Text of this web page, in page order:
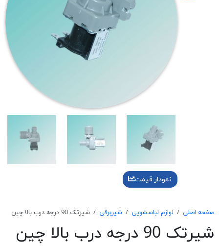
نمودار قیمت
صفحه اصلی لوازم لباسشویی شیربرقی شیرتک 90 درجه درب بالا چین
شیرتک 90 درجه درب بالا چین